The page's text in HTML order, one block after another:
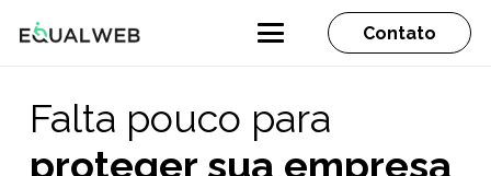
Contato
Falta pouco para
proteger sua empresa